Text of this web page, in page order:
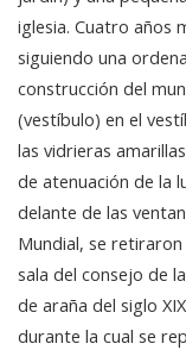
iglesia. Cuatro años
siguiendo una
construcción del
(vestíbulo) en el
las vidrieras
de atenuación de la
delante de las
Mundial, se
sala del consejo de
de araña del siglo
durante la cual se